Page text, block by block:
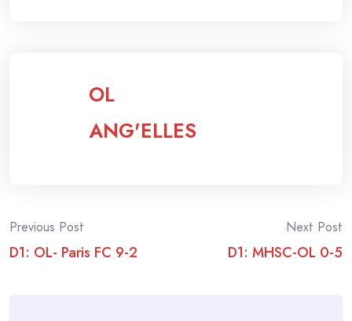
OL
ANG'ELLES
Post
navigation
Previous Post
D1: OL- Paris FC 9-2
Next Post
D1: MHSC-OL 0-5